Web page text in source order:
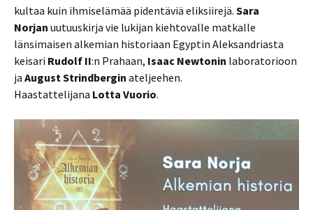
kultaa kuin ihmiselämää pidentäviä eliksiirejä. Sara
Norjan uutuuskirja vie lukijan kiehtovalle matkalle
länsimaisen alkemian historiaan Egyptin Aleksandriasta
keisari Rudolf II:n Prahaan, Isaac Newtonin laboratorioon
ja August Strindbergin ateljeehen.
Haastattelijana Lotta Vuorio.